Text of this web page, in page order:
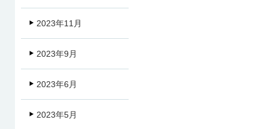
2023年11月
2023年9月
2023年6月
2023年5月